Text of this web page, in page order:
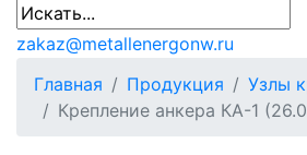
zakaz@metallenergonw.ru
Главная
Продукция
Узлы
Крепление анкера КА-1